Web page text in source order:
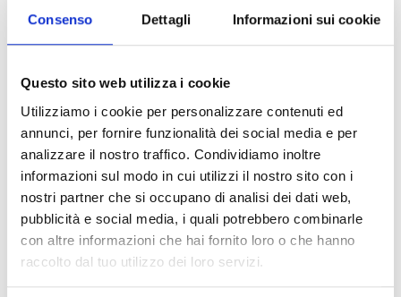
Consenso Dettagli Informazioni sui cookie
Questo sito web utilizza i cookie
Utilizziamo i cookie per personalizzare contenuti ed
annunci, per fornire funzionalità dei social media e per
analizzare il nostro traffico. Condividiamo inoltre
informazioni sul modo in cui utilizzi il nostro sito con i
nostri partner che si occupano di analisi dei dati web,
pubblicità e social media, i quali potrebbero combinarle
con altre informazioni che hai fornito loro o che hanno
raccolto dal tuo utilizzo dei loro servizi.
Milano
Via Manzoni, 19 - 20121 Milano, Italia
SCOPRI